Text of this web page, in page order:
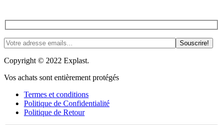
Copyright © 2022 Explast.
Vos achats sont entièrement protégés
Termes et conditions
Politique de Confidentialité
Politique de Retour